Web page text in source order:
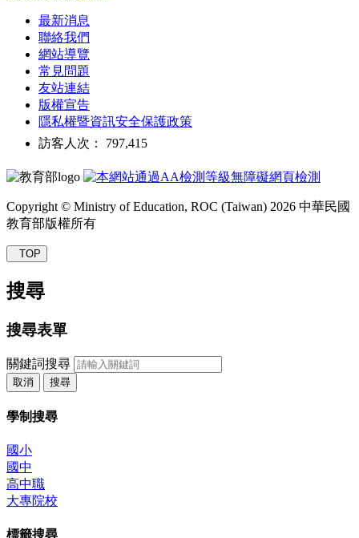
最新消息
聯絡我們
網站導覽
常見問題
友站連結
版權宣告
隱私權暨資訊安全保護政策
訪客人次： 797,415
Copyright © Ministry of Education, ROC (Taiwan) 2026 中華民國
教育部版權所有
TOP
搜尋
搜尋表單
關鍵詞搜尋
取消 搜尋
學制搜尋
國小
國中
高中職
大專院校
標籤搜尋